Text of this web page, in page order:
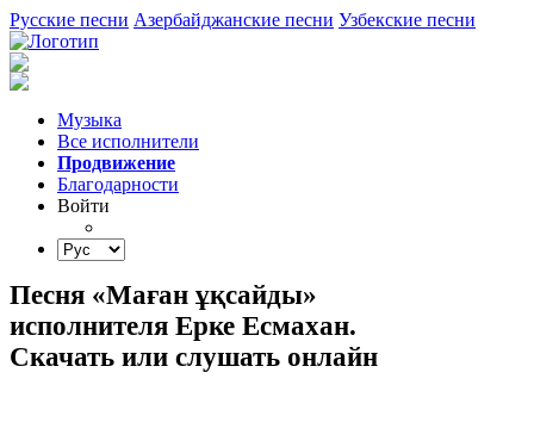
Русские песни Азербайджанские песни Узбекские песни
Музыка
Все исполнители
Продвижение
Благодарности
Войти
Песня «Маған ұқсайды»
исполнителя Ерке Есмахан.
Скачать или слушать онлайн